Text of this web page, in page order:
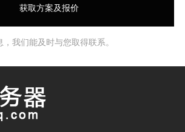
我们能及时与您取得联系。